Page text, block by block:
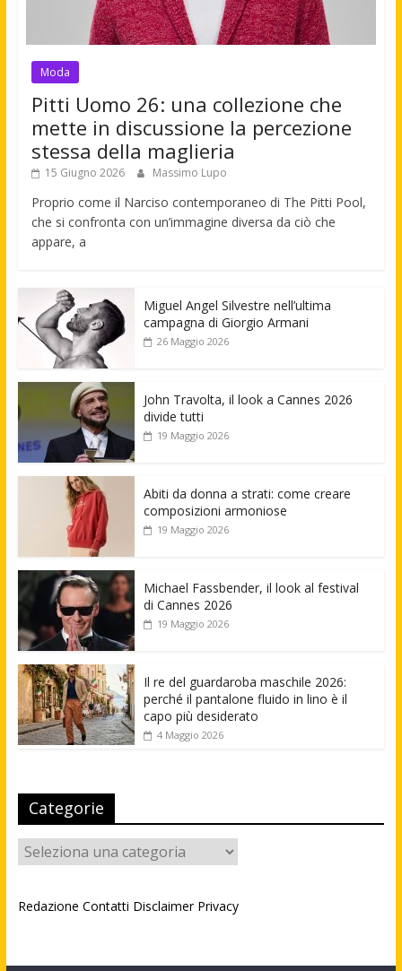
Moda
Pitti Uomo 26: una collezione che
mette in discussione la percezione
stessa della maglieria
15 Giugno 2026 Massimo Lupo
Proprio come il Narciso contemporaneo di The Pitti Pool,
che si confronta con un’immagine diversa da ciò che
appare, a
Miguel Angel Silvestre nell’ultima
campagna di Giorgio Armani
26 Maggio 2026
John Travolta, il look a Cannes 2026
divide tutti
19 Maggio 2026
Abiti da donna a strati: come creare
composizioni armoniose
19 Maggio 2026
Michael Fassbender, il look al festival
di Cannes 2026
19 Maggio 2026
Il re del guardaroba maschile 2026:
perché il pantalone fluido in lino è il
capo più desiderato
4 Maggio 2026
Categorie
Categorie
Redazione Contatti Disclaimer Privacy